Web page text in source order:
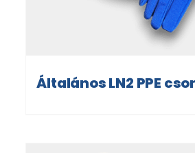
Általános LN2 PPE